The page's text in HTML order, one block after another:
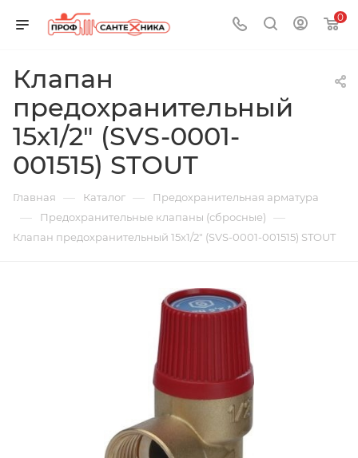
0
Клапан
предохранительный
15х1/2" (SVS-0001-
001515) STOUT
Главная — Каталог — Предохранительная арматура
— Предохранительные клапаны (сбросные) —
Клапан предохранительный 15х1/2" (SVS-0001-001515) STOUT